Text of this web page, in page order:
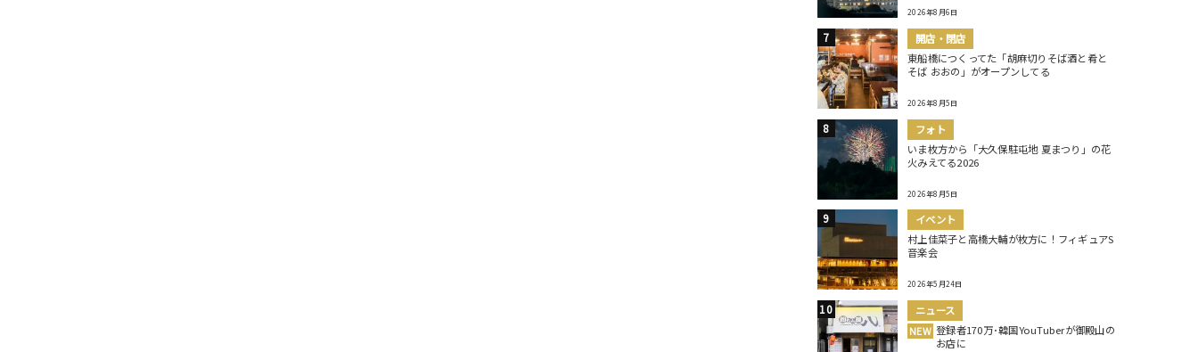
2026年8月6日
開店・閉店
東船橋につくってた「胡麻切りそば酒と肴と
そば おおの」がオープンしてる
2026年8月5日
フォト
いま枚方から「大久保駐屯地 夏まつり」の花
火みえてる2026
2026年8月5日
イベント
村上佳菜子と高橋大輔が枚方に！フィギュアS
音楽会
2026年5月24日
ニュース
NEW 登録者170万･韓国YouTuberが御殿山の
お店に